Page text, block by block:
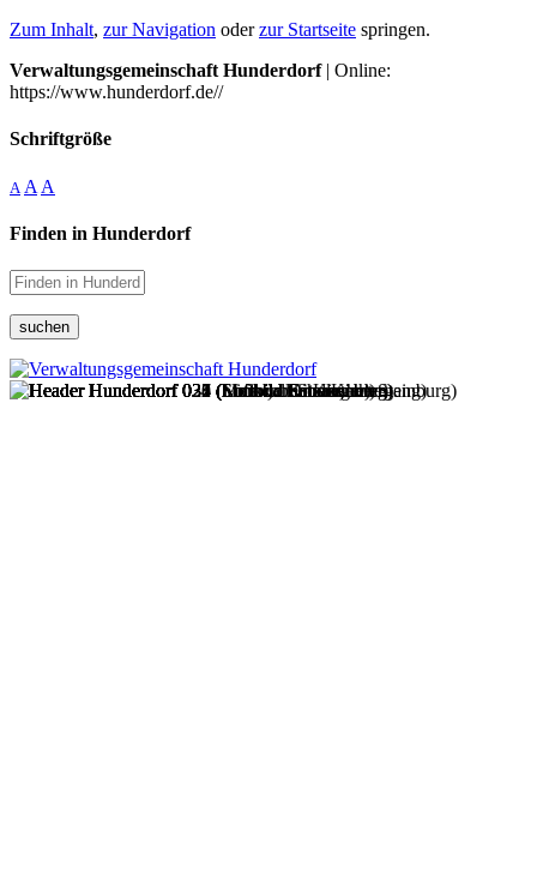
Zum Inhalt, zur Navigation oderzur Startseite springen.
Verwaltungsgemeinschaft Hunderdorf| Online:
https://www.hunderdorf.de//
Schriftgröße
A A A
Finden in Hunderdorf
suchen